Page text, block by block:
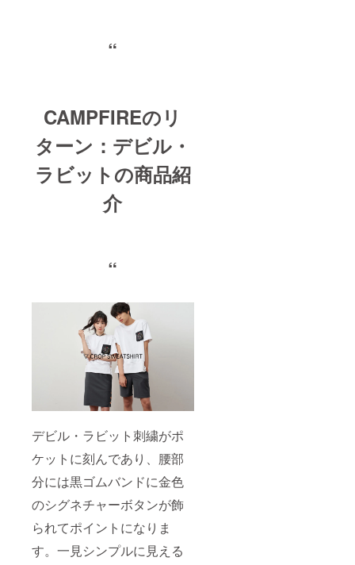
“
CAMPFIREのリ
ターン：デビル・
ラビットの商品紹
介
“
デビル・ラビット刺繍がポ
ケットに刻んであり、腰部
分には黒ゴムバンドに金色
のシグネチャーボタンが飾
られてポイントになりま
す。一見シンプルに見える